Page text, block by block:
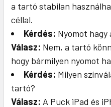
a tartó stabilan
céllal.
Kérdés: Nyomot
Válasz: Nem, a tartó
hogy bármilyen nyomot
Kérdés: Milyen
tartó?
Válasz: A Puck iPad és